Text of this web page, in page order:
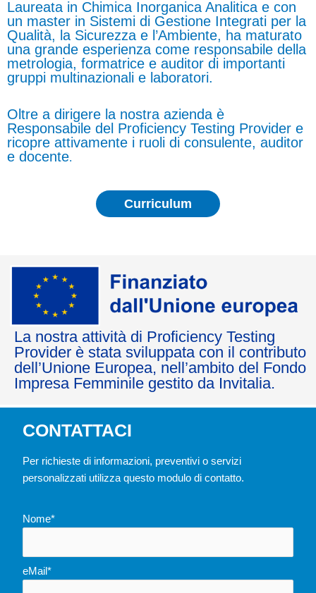
Laureata in Chimica Inorganica Analitica e con
un master in Sistemi di Gestione Integrati per la
Qualità, la Sicurezza e l’Ambiente, ha maturato
una grande esperienza come responsabile della
metrologia, formatrice e auditor di importanti
gruppi multinazionali e laboratori.
Oltre a dirigere la nostra azienda è
Responsabile del Proficiency Testing Provider e
ricopre attivamente i ruoli di consulente, auditor
e docente.
Curriculum
La nostra attività di Proficiency Testing
Provider è stata sviluppata con il contributo
dell’Unione Europea, nell’ambito del Fondo
Impresa Femminile gestito da Invitalia.
CONTATTACI
Per richieste di informazioni, preventivi o servizi
personalizzati utilizza questo modulo di contatto.
Nome*
eMail*